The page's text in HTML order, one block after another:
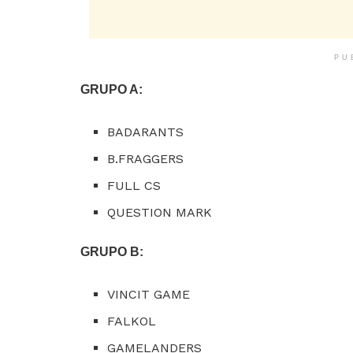
GRUPO A:
BADARANTS
B.FRAGGERS
FULL CS
QUESTION MARK
GRUPO B:
VINCIT GAME
FALKOL
GAMELANDERS